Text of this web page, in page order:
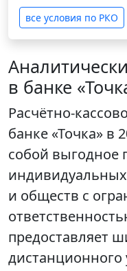
все условия по РКО
в банке
Расчётно-
банке «Точка» в
собой выгодное
и обществ с
предоставляет
дистанционного